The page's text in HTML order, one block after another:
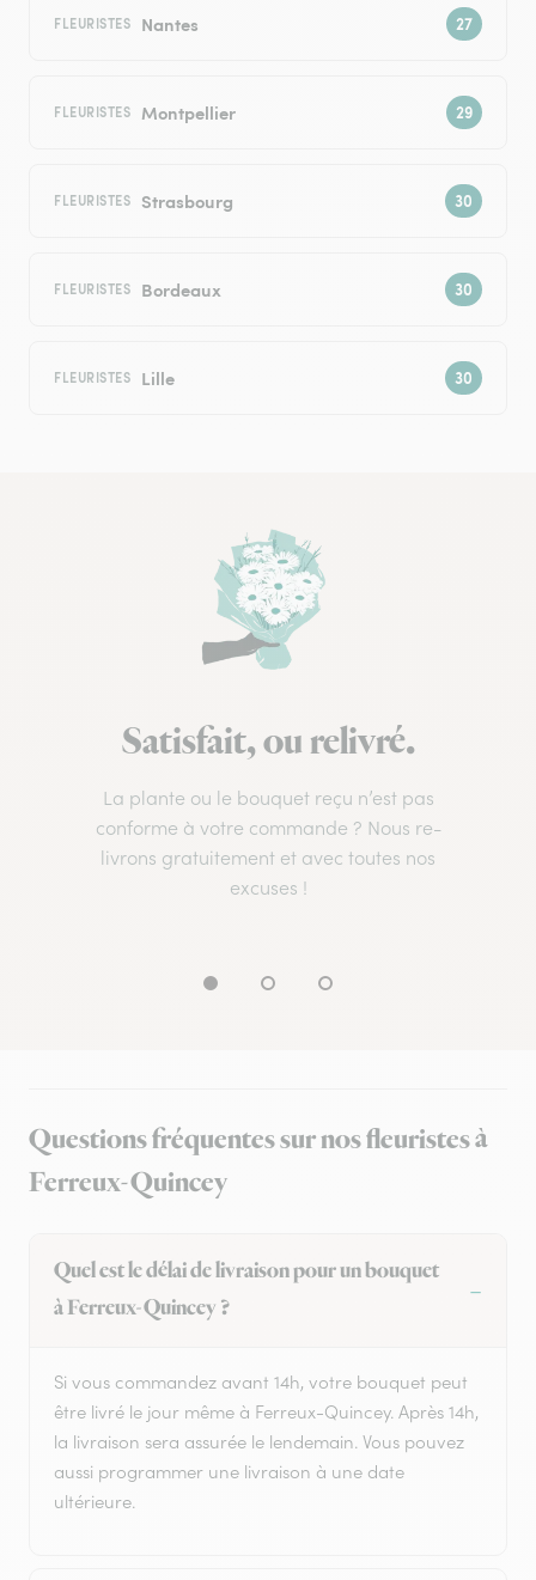
FLEURISTES Nantes
FLEURISTES Montpellier
FLEURISTES Strasbourg
FLEURISTES Bordeaux
FLEURISTES Lille
Satisfait, ou relivré.
La plante ou le bouquet reçu n’est pas
conforme à votre commande ? Nous re-
livrons gratuitement et avec toutes nos
excuses !
Questions fréquentes sur nos fleuristes à
Ferreux-Quincey
Quel est le délai de livraison pour un bouquet
à Ferreux-Quincey ?
Si vous commandez avant 14h, votre bouquet peut
être livré le jour même à Ferreux-Quincey. Après 14h,
la livraison sera assurée le lendemain. Vous pouvez
aussi programmer une livraison à une date
ultérieure.